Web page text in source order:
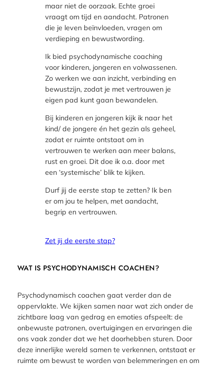
maar niet de oorzaak. Echte groei
vraagt om tijd en aandacht. Patronen
die je leven beïnvloeden, vragen om
verdieping en bewustwording.
Ik bied psychodynamische coaching
voor kinderen, jongeren en volwassenen.
Zo werken we aan inzicht, verbinding en
bewustzijn, zodat je met vertrouwen je
eigen pad kunt gaan bewandelen.
Bij kinderen en jongeren kijk ik naar het
kind/ de jongere én het gezin als geheel,
zodat er ruimte ontstaat om in
vertrouwen te werken aan meer balans,
rust en groei. Dit doe ik o.a. door met
een ‘systemische’ blik te kijken.
Durf jij de eerste stap te zetten? Ik ben
er om jou te helpen, met aandacht,
begrip en vertrouwen.
Zet jij de eerste stap?
WAT IS PSYCHODYNAMISCH COACHEN?
Psychodynamisch coachen gaat verder dan de
oppervlakte. We kijken samen naar wat zich onder de
zichtbare laag van gedrag en emoties afspeelt: de
onbewuste patronen, overtuigingen en ervaringen die
ons vaak zonder dat we het doorhebben sturen. Door
deze innerlijke wereld samen te verkennen, ontstaat er
ruimte om bewust te worden van belemmeringen en om